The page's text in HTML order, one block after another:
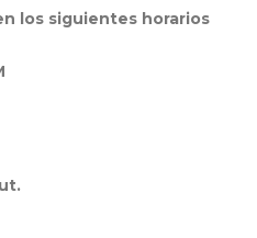
los siguientes horarios